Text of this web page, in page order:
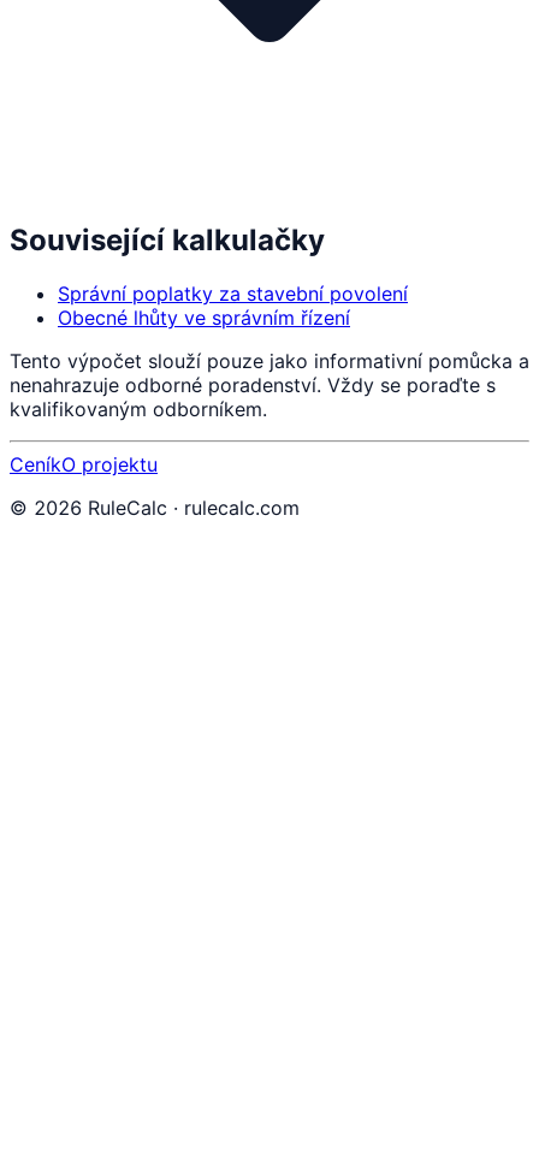
Související kalkulačky
Správní poplatky za stavební povolení
Obecné lhůty ve správním řízení
Tento výpočet slouží pouze jako informativní pomůcka a
nenahrazuje odborné poradenství. Vždy se poraďte s
kvalifikovaným odborníkem.
CeníkO projektu
© 2026 RuleCalc · rulecalc.com